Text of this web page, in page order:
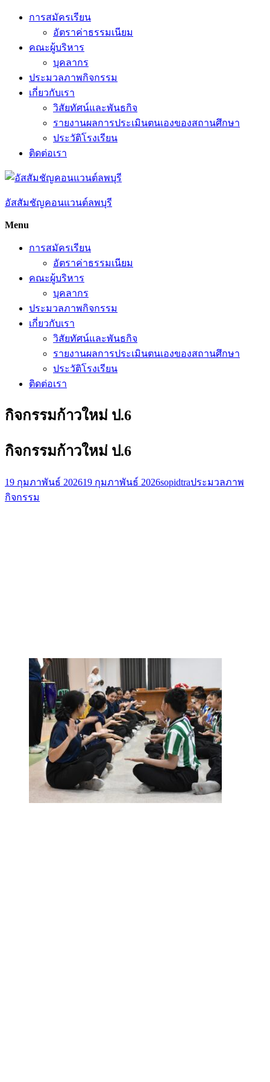
Skip
การสมัครเรียน
อัตราค่าธรรมเนียม
คณะผู้บริหาร
บุคลากร
ประมวลภาพกิจกรรม
เกี่ยวกับเรา
วิสัยทัศน์และพันธกิจ
รายงานผลการประเมินตนเองของสถานศึกษา
ประวัติโรงเรียน
ติดต่อเรา
อัสสัมชัญคอนแวนต์ลพบุรี
Menu
การสมัครเรียน
อัตราค่าธรรมเนียม
คณะผู้บริหาร
บุคลากร
ประมวลภาพกิจกรรม
เกี่ยวกับเรา
วิสัยทัศน์และพันธกิจ
รายงานผลการประเมินตนเองของสถานศึกษา
ประวัติโรงเรียน
ติดต่อเรา
กิจกรรมก้าวใหม่ ป.6
กิจกรรมก้าวใหม่ ป.6
19 กุมภาพันธ์ 202619 กุมภาพันธ์ 2026sopidtraประมวลภาพ
กิจกรรม